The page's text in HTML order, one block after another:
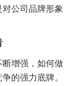
公司品牌形象
增强，如何做
的强力底牌。